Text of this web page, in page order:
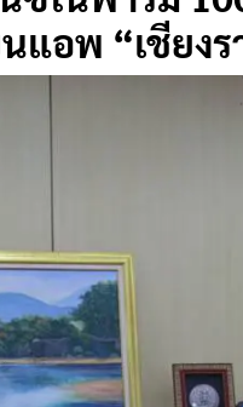
อพ “เชียงร